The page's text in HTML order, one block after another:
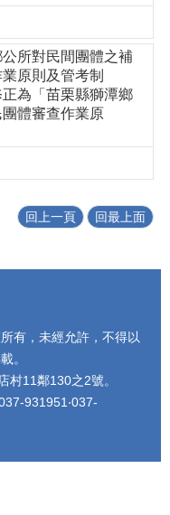
所對民間團體之補
原則及管考制
為「苗栗縣獅潭鄉
體審查作業原
回上一頁 回最上面
有，未經允許，不得以
。
村11鄰130之2號。
931951‧037-